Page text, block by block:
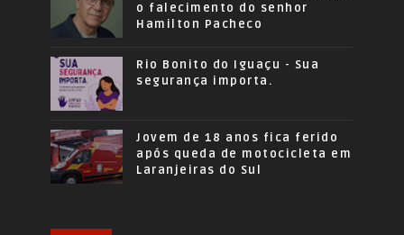
o falecimento do senhor
Hamilton Pacheco
Rio Bonito do Iguaçu - Sua
segurança importa.
Jovem de 18 anos fica ferido
após queda de motocicleta em
Laranjeiras do Sul